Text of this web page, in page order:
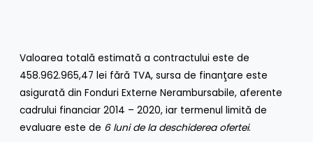
Valoarea totală estimată a contractului este de
458.962.965,47 lei fără TVA, sursa de finanţare este
asigurată din Fonduri Externe Nerambursabile, aferente
cadrului financiar 2014 – 2020, iar termenul limită de
evaluare este de 6 luni de la deschiderea ofertei.